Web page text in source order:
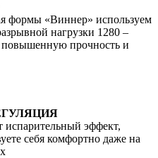
формы «Виннер» используем
нагрузки 1280 –
повышенную прочность и
эффект,
себя комфортно даже на